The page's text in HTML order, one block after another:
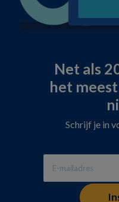
Net als
het
Schrijf je in